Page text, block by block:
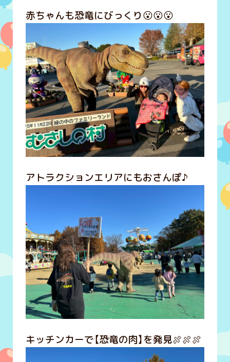
赤ちゃんも恐竜にびっくり😮😮😮
アトラクションエリアにもおさんぽ♪
キッチンカーで【恐竜の肉】を発見🍖🍖🍖